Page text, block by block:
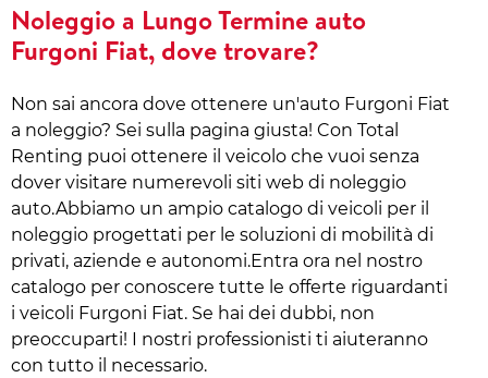
Noleggio a Lungo Termine auto
Furgoni Fiat, dove trovare?
Non sai ancora dove ottenere un'auto Furgoni Fiat
a noleggio? Sei sulla pagina giusta! Con Total
Renting puoi ottenere il veicolo che vuoi senza
dover visitare numerevoli siti web di noleggio
auto.Abbiamo un ampio catalogo di veicoli per il
noleggio progettati per le soluzioni di mobilità di
privati, aziende e autonomi.Entra ora nel nostro
catalogo per conoscere tutte le offerte riguardanti
i veicoli Furgoni Fiat. Se hai dei dubbi, non
preoccuparti! I nostri professionisti ti aiuteranno
con tutto il necessario.